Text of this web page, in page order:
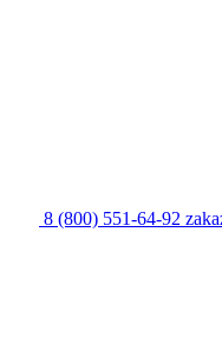
8 (800) 551-64-92